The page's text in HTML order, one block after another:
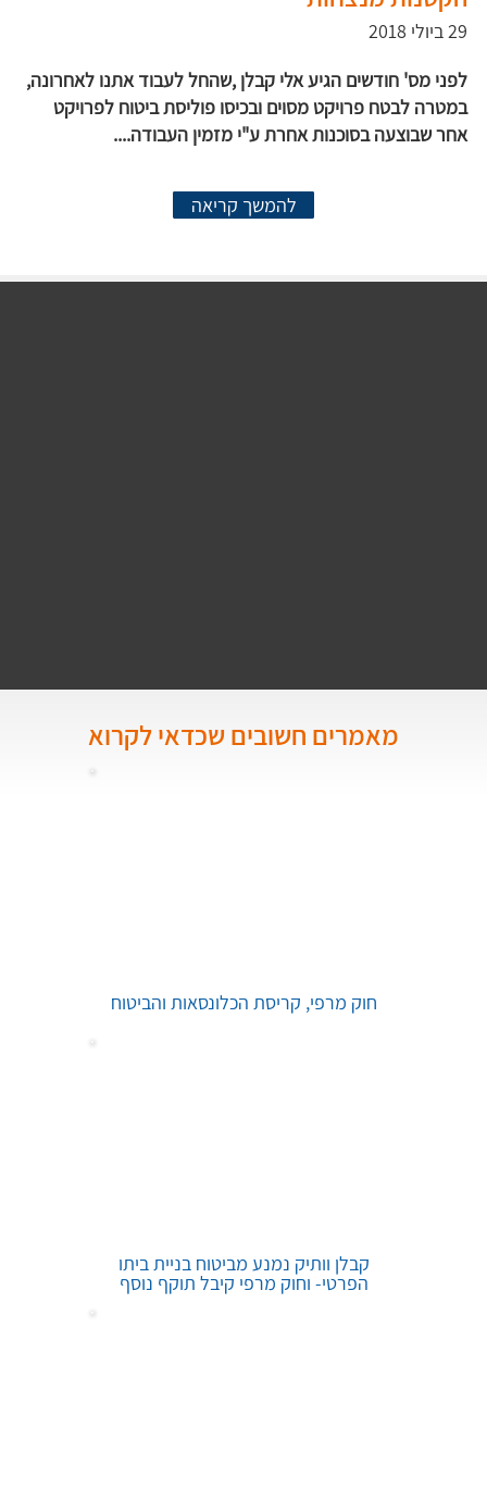
חוק מרפי, קריסת הכלונסאות והביטוח
קבלן וותיק נמנע מביטוח בניית ביתו
הפרטי- וחוק מרפי קיבל תוקף נוסף
מאמרים חשובים שכדאי לקרוא
29 ביולי 2018
לפני מס' חודשים הגיע אלי קבלן ,שהחל לעבוד אתנו לאחרונה,
במטרה לבטח פרויקט מסוים ובכיסו פוליסת ביטוח לפרויקט
אחר שבוצעה בסוכנות אחרת ע"י מזמין העבודה....
להמשך קריאה